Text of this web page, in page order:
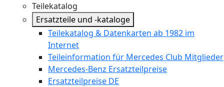
Teilekatalog
Ersatzteile und -kataloge
Teilekatalog & Datenkarten ab 1982 im
Internet
Teileinformation für Mercedes Club Mitglieder
Mercedes-Benz Ersatzteilpreise
Ersatzteilpreise DE